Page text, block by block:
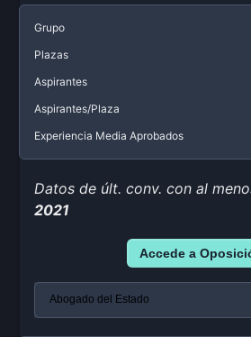
Grupo
Plazas
Aspirantes
Aspirantes/Plaza
Experiencia Media Aprobados
Datos de últ. conv. con al
2021
Accede a